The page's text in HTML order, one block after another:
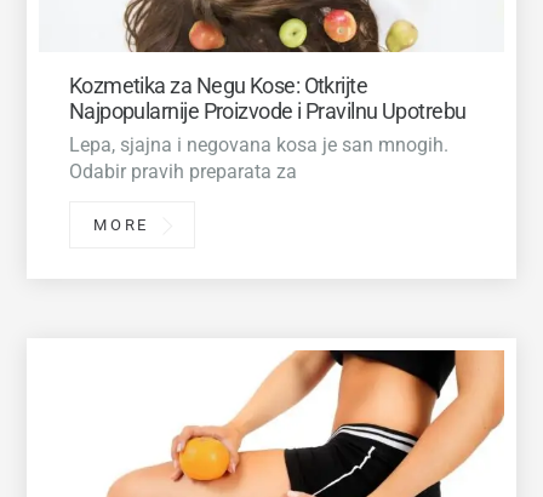
Kozmetika za Negu Kose: Otkrijte
Najpopularnije Proizvode i Pravilnu Upotrebu
Lepa, sjajna i negovana kosa je san mnogih.
Odabir pravih preparata za
MORE